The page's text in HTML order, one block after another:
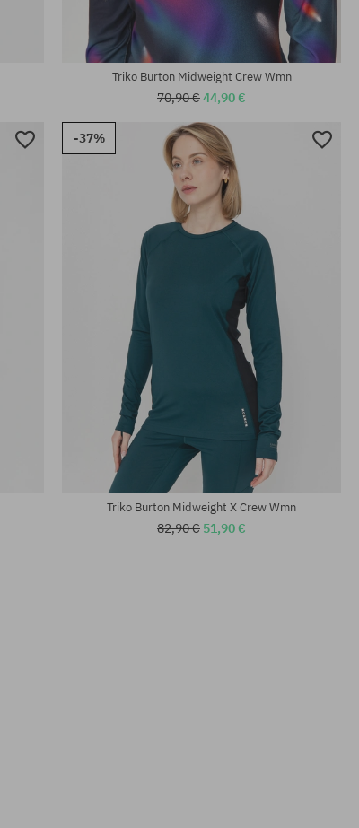
Dostupné veľkosti:
XS; S; M
Triko Burton Midweight Crew Wmn
70,90 €44,90 €
-37%
Triko Burton Midweight X Crew Wmn
82,90 € 51,90 €